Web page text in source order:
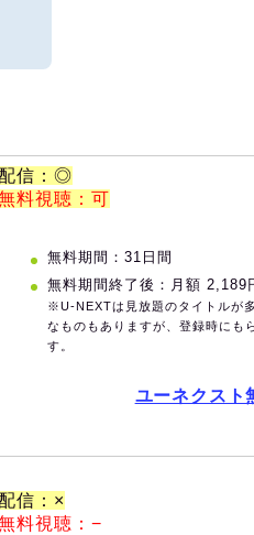
信：◎
料視聴：可
無料期間：31日間
無料期間終了後：月額 2,189
※U-NEXTは見放題のタイトルが
なものもありますが、登録時にも
す。
ユーネクスト
信：×
料視聴：−